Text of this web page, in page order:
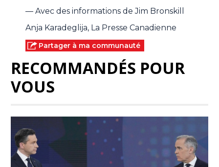
— Avec des informations de Jim Bronskill
Anja Karadeglija, La Presse Canadienne
Partager à ma communauté
RECOMMANDÉS POUR
VOUS